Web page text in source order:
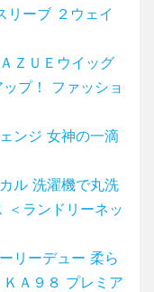
リーブ ２ウェイ
ＺＵＥウイッグ
プ！ ファッショ
ンジ 女神の一滴
ル 洗濯機で丸洗
＜ランドリーネッ
リーデュー 柔ら
Ａ９８ プレミア